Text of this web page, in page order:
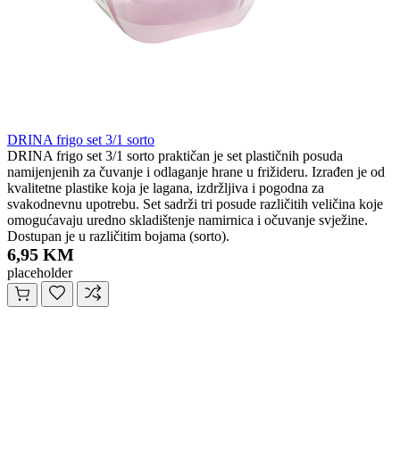
DRINA frigo set 3/1 sorto
DRINA frigo set 3/1 sorto praktičan je set plastičnih posuda
namijenjenih za čuvanje i odlaganje hrane u frižideru. Izrađen je od
kvalitetne plastike koja je lagana, izdržljiva i pogodna za
svakodnevnu upotrebu. Set sadrži tri posude različitih veličina koje
omogućavaju uredno skladištenje namirnica i očuvanje svježine.
Dostupan je u različitim bojama (sorto).
6,95 KM
placeholder